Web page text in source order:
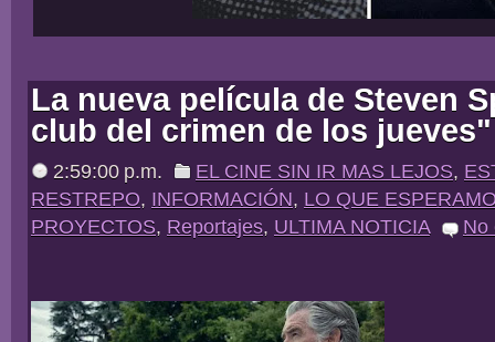
La nueva película de Steven
club del crimen de los jueves"
2:59:00 p.m. EL CINE SIN IR MAS LEJOS,
RESTREPO, INFORMACIÓN, LO QUE
PROYECTOS, Reportajes, ULTIMA NOTICIA No